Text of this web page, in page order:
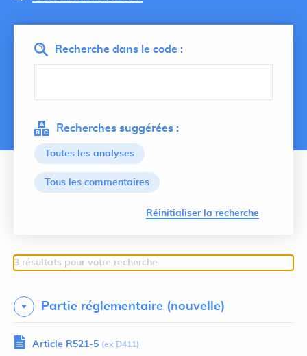
Recherche dans le code :
Recherches suggérées :
Toutes les analyses
Tous les commentaires
Réinitialiser la recherche
3 résultats pour votre recherche
Partie réglementaire (nouvelle)
Article R521-5 (ex D411)